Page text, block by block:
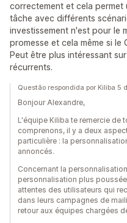
correctement et cela permet
tâche avec différents
investissement n'est pour le
promesse et cela même si le
Peut être plus intéressant
récurrents.
Questão respondida por Kiliba 5
Bonjour Alexandre,
L'équipe Kiliba te remercie de
comprenons, il y a deux
particulière : la
annoncés.
Concernant la
personnalisation plus
attentes des utilisateurs qui
dans leurs campagnes de
retour aux équipes chargées